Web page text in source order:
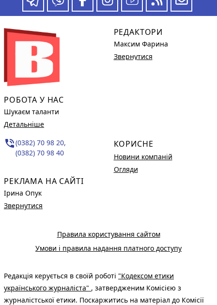
РОБОТА У НАС
Шукаєм таланти
Детальніше
phone_in_talk(0382) 70 98 20,
(0382) 70 98 40
РЕКЛАМА НА САЙТІ
Ірина Опук
Звернутися
РЕДАКТОРИ
Максим Фарина
Звернутися
КОРИСНЕ
Новини компаній
Огляди
Правила користування сайтом
Умови і правила надання платного доступу
Редакція керується в своїй роботі "Кодексом етики
українського журналіста" , затвердженим Комісією з
журналістської етики. Поскаржитись на матеріал до Комісії